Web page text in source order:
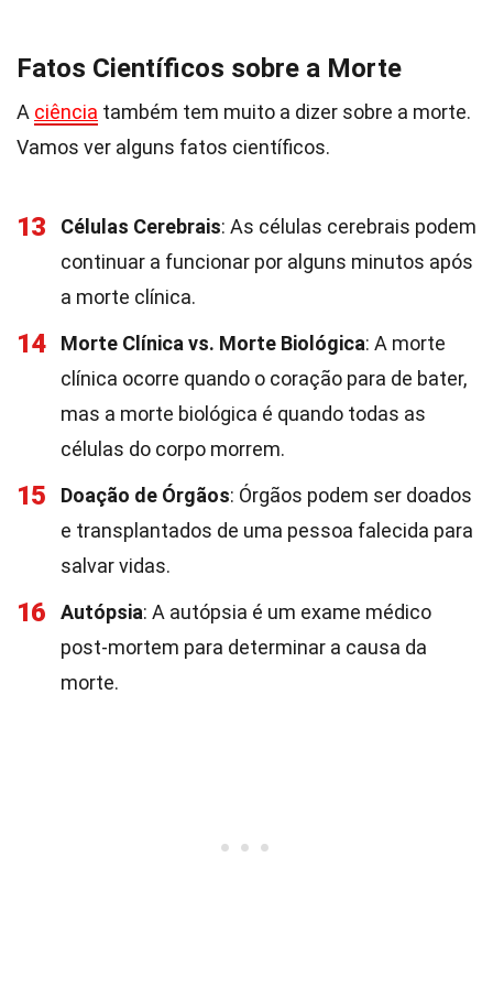
Fatos Científicos sobre a Morte
A ciência também tem muito a dizer sobre a morte.
Vamos ver alguns fatos científicos.
13 Células Cerebrais: As células cerebrais podem
continuar a funcionar por alguns minutos após
a morte clínica.
14 Morte Clínica vs. Morte Biológica: A morte
clínica ocorre quando o coração para de bater,
mas a morte biológica é quando todas as
células do corpo morrem.
15 Doação de Órgãos: Órgãos podem ser doados
e transplantados de uma pessoa falecida para
salvar vidas.
16 Autópsia: A autópsia é um exame médico
post-mortem para determinar a causa da
morte.